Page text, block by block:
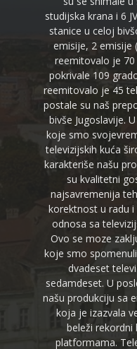
studijska krana i 6
stanice u celoj
emisije, 2 emisije
reemitovalo je
pokrivale 109
reemitovalo je 45
postale su naš
bivše Jugoslavije.
koje smo
televizijskih kuća
karakteriše našu
su kvalitetni
najsavremenija
korektnost u radu
odnosa sa
Ovo se moze
koje smo
dvadeset
sedamdeset. U
našu produkciju sa
koja je izazvala
beleži
platformama.